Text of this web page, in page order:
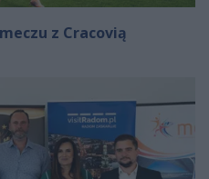
z Cracovią